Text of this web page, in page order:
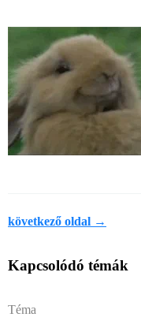
következő oldal →
Kapcsolódó témák
Téma